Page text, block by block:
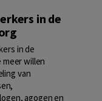
in de
in de
willen
van
agogen en